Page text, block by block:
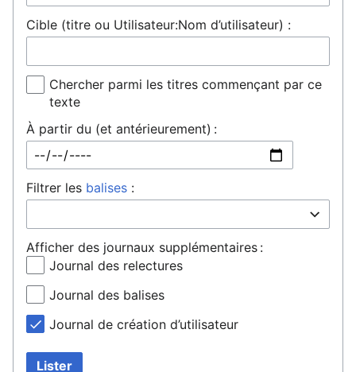
Cible (titre ou Utilisateur:Nom d’utilisateur) :
Chercher parmi les titres commençant par ce
texte
À partir du (et antérieurement) :
Filtrer les balises :
Afficher des journaux supplémentaires :
Journal des relectures
Journal des balises
Journal de création d’utilisateur
Lister